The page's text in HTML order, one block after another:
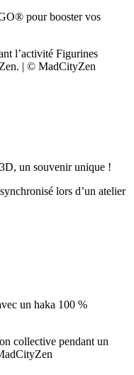
® pour booster vos
un souvenir unique !
un haka 100 %